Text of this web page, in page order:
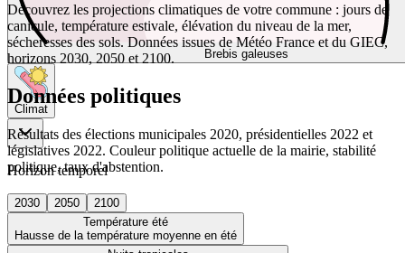
Brebis galeuses
Climat
Horizon temporel
2030 2050
2100
Température été
Hausse de la température moyenne en été
Découvrez les projections climatiques de votre commune : jours de
canicule, température estivale, élévation du niveau de la mer,
sécheresses des sols. Données issues de Météo France et du GIEC,
horizons 2030, 2050 et 2100.
Données politiques
Résultats des élections municipales 2020, présidentielles 2022 et
législatives 2022. Couleur politique actuelle de la mairie, stabilité
politique, taux d'abstention.